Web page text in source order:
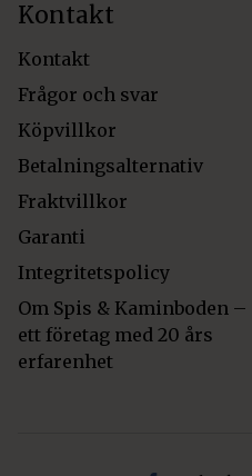
Kontakt
Kontakt
Frågor och svar
Köpvillkor
Betalningsalternativ
Fraktvillkor
Garanti
Integritetspolicy
Om Spis & Kaminboden –
ett företag med 20 års
erfarenhet